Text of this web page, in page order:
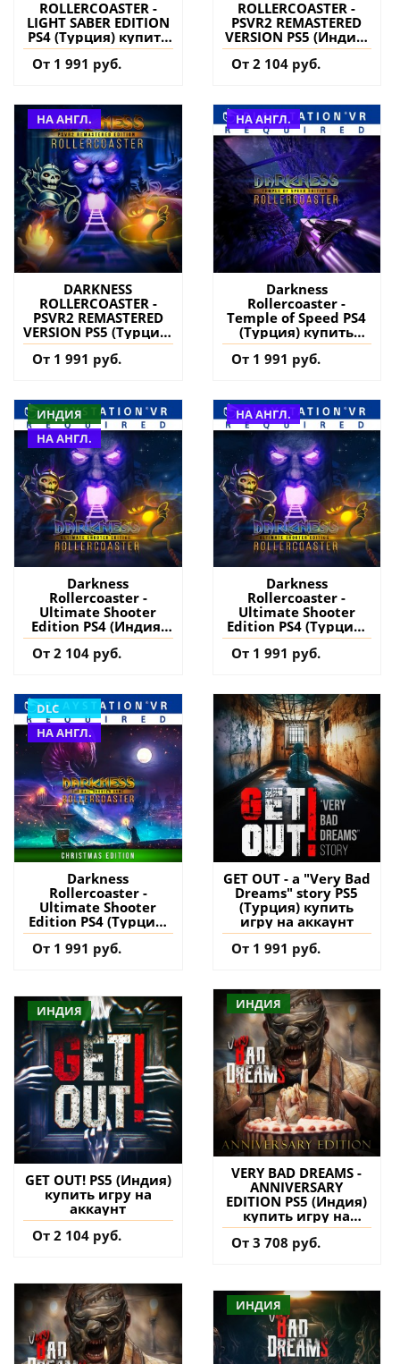
ROLLERCOASTER -
LIGHT SABER EDITION
PS4 (Турция) купить
игру на аккаунт
От 1 991 руб.
ROLLERCOASTER -
PSVR2 REMASTERED
VERSION PS5 (Индия)
купить игру на
аккаунт
От 2 104 руб.
НА АНГЛ.
DARKNESS
ROLLERCOASTER -
PSVR2 REMASTERED
VERSION PS5 (Турция)
купить игру на
аккаунт
От 1 991 руб.
НА АНГЛ.
Darkness
Rollercoaster -
Temple of Speed PS4
(Турция) купить
игру на аккаунт
От 1 991 руб.
ИНДИЯ
НА АНГЛ.
Darkness
Rollercoaster -
Ultimate Shooter
Edition PS4 (Индия)
купить игру на
аккаунт
От 2 104 руб.
НА АНГЛ.
Darkness
Rollercoaster -
Ultimate Shooter
Edition PS4 (Турция)
купить игру на
аккаунт
От 1 991 руб.
DLC
НА АНГЛ.
Darkness
Rollercoaster -
Ultimate Shooter
Edition PS4 (Турция)
купить дополнение
на аккаунт
От 1 991 руб.
GET OUT - a "Very Bad
Dreams" story PS5
(Турция) купить
игру на аккаунт
От 1 991 руб.
ИНДИЯ
GET OUT! PS5 (Индия)
купить игру на
аккаунт
От 2 104 руб.
ИНДИЯ
VERY BAD DREAMS -
ANNIVERSARY
EDITION PS5 (Индия)
купить игру на
аккаунт
От 3 708 руб.
ИНДИЯ